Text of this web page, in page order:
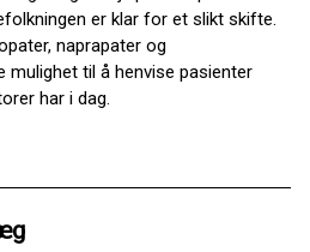
er klar for et slikt skifte.
naprapater og
til å henvise pasienter
har i dag.